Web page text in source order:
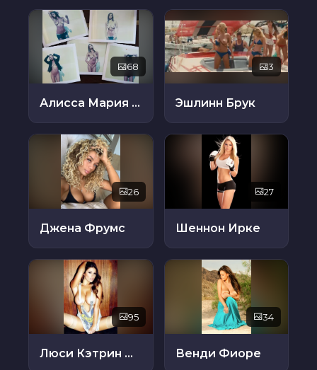
68
Алисса Мария Арс
3
Эшлинн Брук
26
Джена Фрумс
27
Шеннон Ирке
95
Люси Кэтрин Пиндер
34
Венди Фиоре